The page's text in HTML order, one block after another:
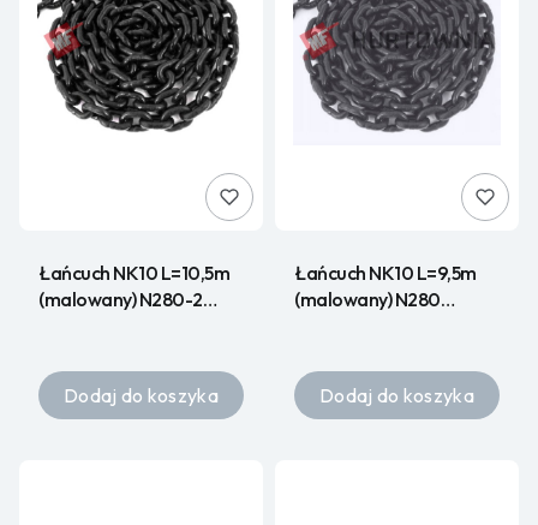
Łańcuch NK10 L=10,5m
(malowany) N280-2
Dodaj do koszyka
Łańcuch NK10 L=9,5m
(malowany) N280
Dodaj do koszyka